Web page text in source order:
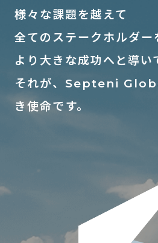
様々な課題を越えて
全てのステークホルダー
より大きな成功へと導い
それが、Septeni
き使命です。